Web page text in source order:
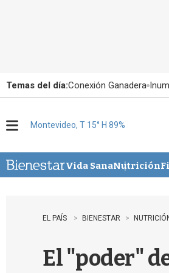
Temas del día:Conexión Ganadera
u
Montevideo, T 15° H 89%
Vida SanaNutrición
EL PAÍS BIENESTAR
El "poder"